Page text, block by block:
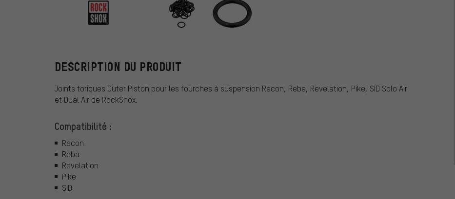
RockShox
DESCRIPTION DU PRODUIT
Joints toriques Outer Piston pour les fourches à suspension Recon, Reba, Revelation, Pike, SID Solo Air
et Dual Air de RockShox.
Compatibilité :
Recon
Reba
Revelation
Pike
SID